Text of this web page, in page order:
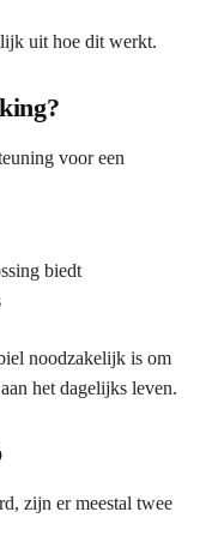
uit hoe dit werkt.
voor een
biedt
noodzakelijk is om
het dagelijks leven.
zijn er meestal twee